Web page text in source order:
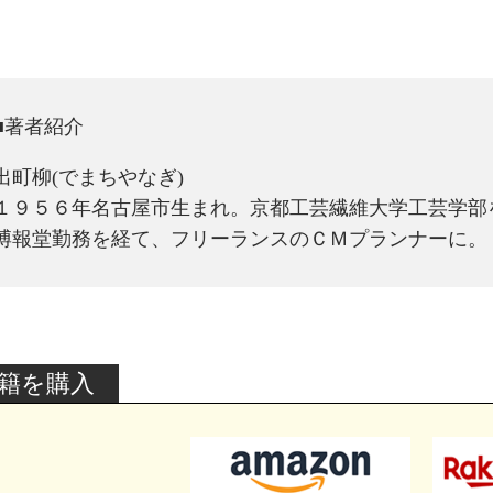
者紹介
町柳(でまちやなぎ)
９５６年名古屋市生まれ。京都工芸繊維大学工芸学部
報堂勤務を経て、フリーランスのＣＭプランナーに。
を購入